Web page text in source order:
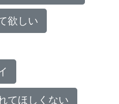
欲しい
てほしくない